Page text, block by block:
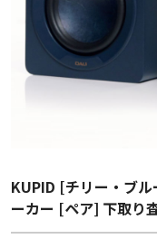
KUPID [チリー・ブ
ーカー [ペア] 下取り